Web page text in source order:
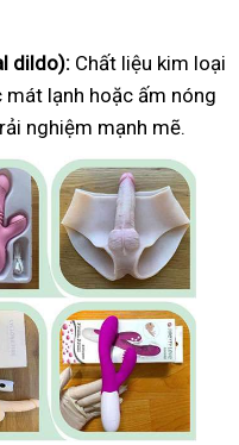
dildo): Chất liệu kim loại
lạnh hoặc ấm nóng
nghiệm mạnh mẽ.